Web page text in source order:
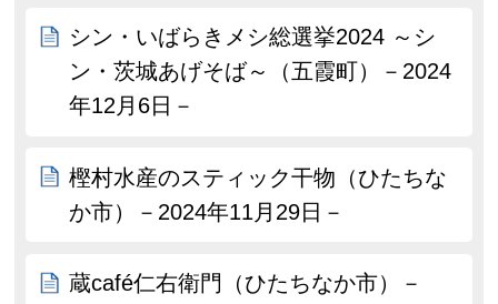
シン・いばらきメシ総選挙2024 ～シ
ン・茨城あげそば～（五霞町）－2024
年12月6日－
樫村水産のスティック干物（ひたちな
か市）－2024年11月29日－
蔵café仁右衛門（ひたちなか市）－